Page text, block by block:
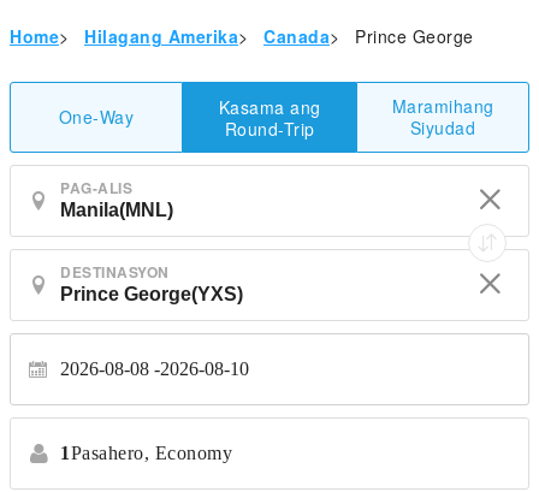
Home> Hilagang Amerika> Canada> Prince George
One-Way
Kasama ang
Round-Trip
Maramihang
Siyudad
PAG-ALIS
DESTINASYON
2026-08-08 2026-08-10
1Pasahero, Economy